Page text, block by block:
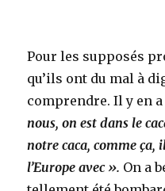
Pour les supposés
qu’ils ont du mal à
comprendre. Il y en a
nous, on est dans le
notre caca, comme ça,
l’Europe avec ». On a